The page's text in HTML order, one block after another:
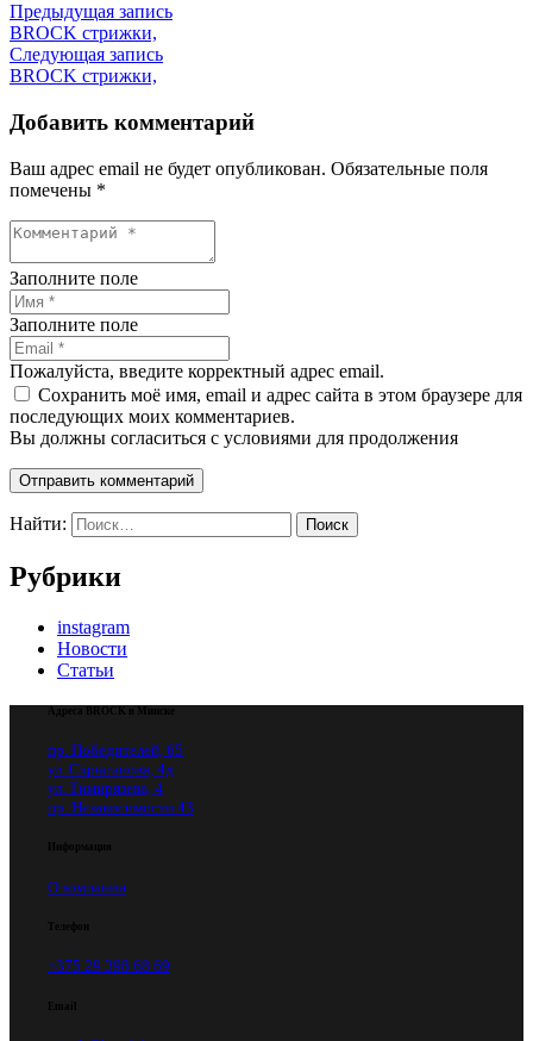
Предыдущая запись
BROCK стрижки,
Следующая запись
BROCK стрижки,
Добавить комментарий
Ваш адрес email не будет опубликован. Обязательные поля
помечены *
Заполните поле
Заполните поле
Пожалуйста, введите корректный адрес email.
Сохранить моё имя, email и адрес сайта в этом браузере для
последующих моих комментариев.
Вы должны согласиться с условиями для продолжения
Отправить комментарий
Найти:
Рубрики
instagram
Новости
Статьи
Адреса BROCK в Минске
пр. Победителей, 65
ул. Скрыганова, 4д
ул. Тимирязева, 4
пр. Независимости 43
Информация
О компании
Телефон
+375 29 398 68 69
Email